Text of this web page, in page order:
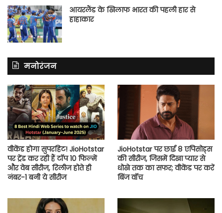
आयरलैंड के खिलाफ भारत की पहली हार से
हाहाकार
मनोरंजन
वीकेंड होगा सुपरहिट! JioHotstar
पर ट्रेंड कर रही हैं टॉप 10 फिल्में
और वेब सीरीज, रिलीज होते ही
नंबर-1 बनी ये सीरीज
JioHotstar पर छाई 8 एपिसोड्स
की सीरीज, जिसमें दिखा प्यार से
धोखे तक का सफर; वीकेंड पर करें
बिंज वॉच